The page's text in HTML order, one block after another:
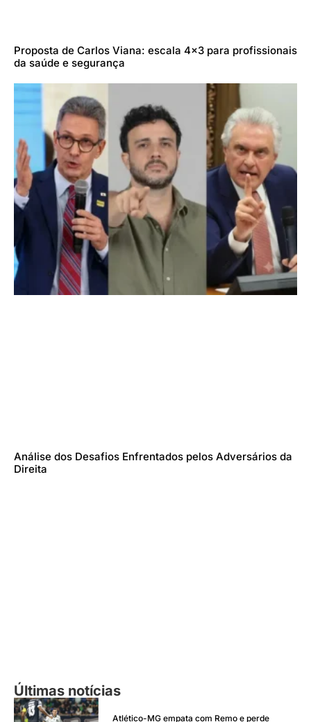
Proposta de Carlos Viana: escala 4×3 para profissionais
da saúde e segurança
Análise dos Desafios Enfrentados pelos Adversários da
Direita
Últimas notícias
Atlético-MG empata com Remo e perde